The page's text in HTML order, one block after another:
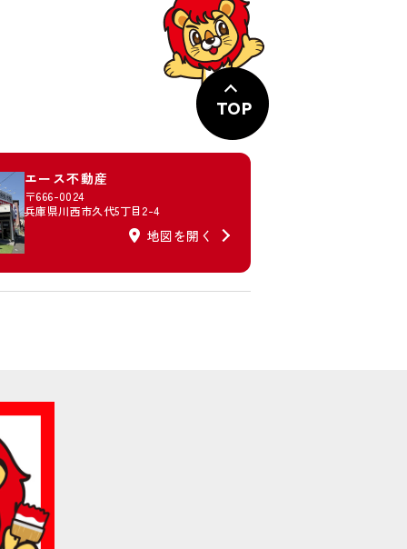
TOP
エース不動産
〒666-0024
兵庫県川西市久代5丁目2-4
地図を開く